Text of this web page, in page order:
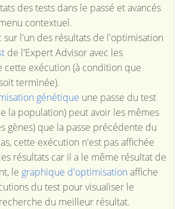
des tests dans le passé et avancés
contextuel.
l'un des résultats de l'optimisation
de l'Expert Advisor avec les
cette exécution (à condition que
terminée).
génétique une passe du test
la population) peut avoir les mêmes
gènes) que la passe précédente du
cette exécution n'est pas affichée
résultats car il a le même résultat de
le graphique d'optimisation affiche
du test pour visualiser le
du meilleur résultat.